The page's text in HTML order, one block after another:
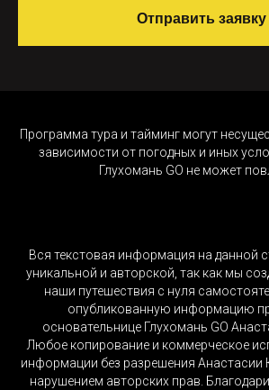
Отправить заявку
Программа тура и тайминг могут
зависимости от погодных и иных
Глухомань GO не может
Вся текстовая информация на данной
уникальной и авторской, так как мы
наши путешествия с нуля
опубликованную информацию
основательнице Глухомань GO
Любое копирование и коммерческое
информации без разрешения Анастасии
нарушением авторских прав.